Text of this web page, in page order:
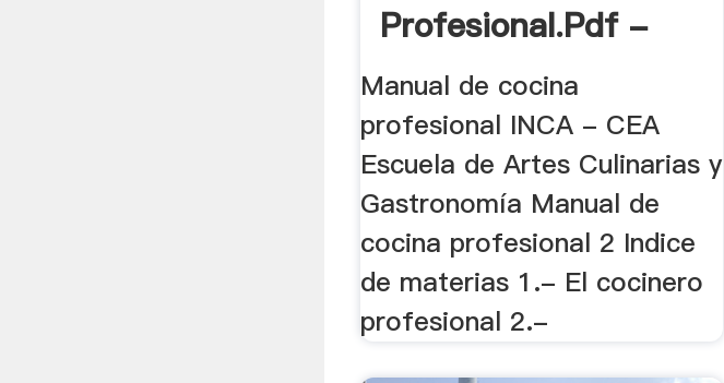
Profesional.pdf -
Documents
Manual de cocina
profesional INCA - CEA
Escuela de Artes Culinarias y
Gastronomía Manual de
cocina profesional 2 Indice
de materias 1.- El cocinero
profesional 2.-